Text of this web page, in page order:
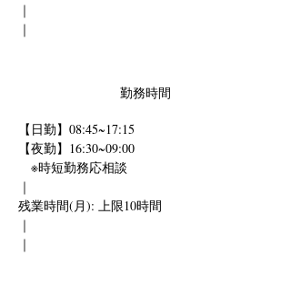
｜
｜
勤務時間
【日勤】08:45~17:15
【夜勤】16:30~09:00
※時短勤務応相談
｜
残業時間(月): 上限10時間
｜
｜